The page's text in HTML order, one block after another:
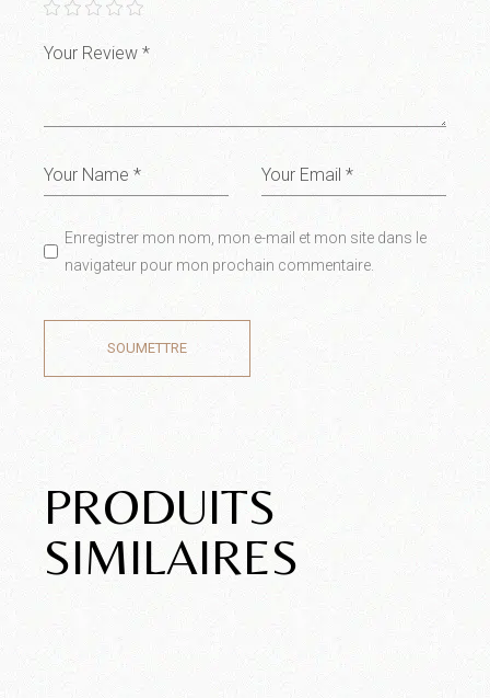
Enregistrer mon nom, mon e-mail et mon site dans le
navigateur pour mon prochain commentaire.
SOUMETTRE
PRODUITS
SIMILAIRES